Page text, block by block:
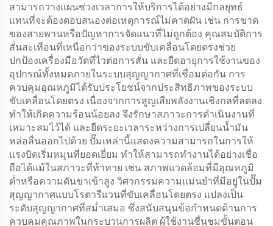
สามารถวางแผนช่วงเวลาการให้บริการได้อย่างมีกลยุทธ์
แทนที่จะต้องตอบสนองต่อเหตุการณ์ไม่คาดฝัน เช่น การขาด
ของสายพานหรือปัญหาการจัดแนวที่ไม่ถูกต้อง คุณสมบัติการ
สั่นสะเทือนที่เหนือกว่าของระบบขับเคลื่อนโดยตรงช่วย
ปกป้องเครื่องมือวัดที่ไวต่อการสั่น และยืดอายุการใช้งานของ
อุปกรณ์ทั้งหมดภายในระบบสุญญากาศที่เชื่อมต่อกัน การ
ควบคุมอุณหภูมิได้รับประโยชน์จากประสิทธิภาพของระบบ
ขับเคลื่อนโดยตรง เนื่องจากการสูญเสียพลังงานเชิงกลที่ลดลง
ทำให้เกิดความร้อนน้อยลง จึงรักษาสภาวะการดำเนินงานที่
เหมาะสมไว้ได้ และยืดระยะเวลาระหว่างการเปลี่ยนน้ำมัน
หล่อลื่นออกไปด้วย ปั๊มเหล่านี้แสดงความสามารถในการให้
แรงบิดเริ่มหมุนที่ยอดเยี่ยม ทำให้สามารถทำงานได้อย่างเชื่อ
ถือได้แม้ในสภาวะที่ท้าทาย เช่น สภาพแวดล้อมที่มีอุณหภูมิ
ต่ำหรือความดันขาเข้าสูง วิศวกรรมความแม่นยำที่มีอยู่ในปั๊ม
สุญญากาศแบบโรตารีแวนที่ขับเคลื่อนโดยตรง แปลงเป็น
ระดับสุญญากาศที่สม่ำเสมอ ซึ่งสนับสนุนข้อกำหนดด้านการ
ควบคุมคุณภาพในกระบวนการผลิต ผู้ใช้งานชื่นชมขั้นตอน